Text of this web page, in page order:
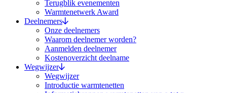
Terugblik evenementen
Warmtenetwerk Award
Deelnemers
Onze deelnemers
Waarom deelnemer worden?
Aanmelden deelnemer
Kostenoverzicht deelname
Wegwijzer
Wegwijzer
Introductie warmtenetten